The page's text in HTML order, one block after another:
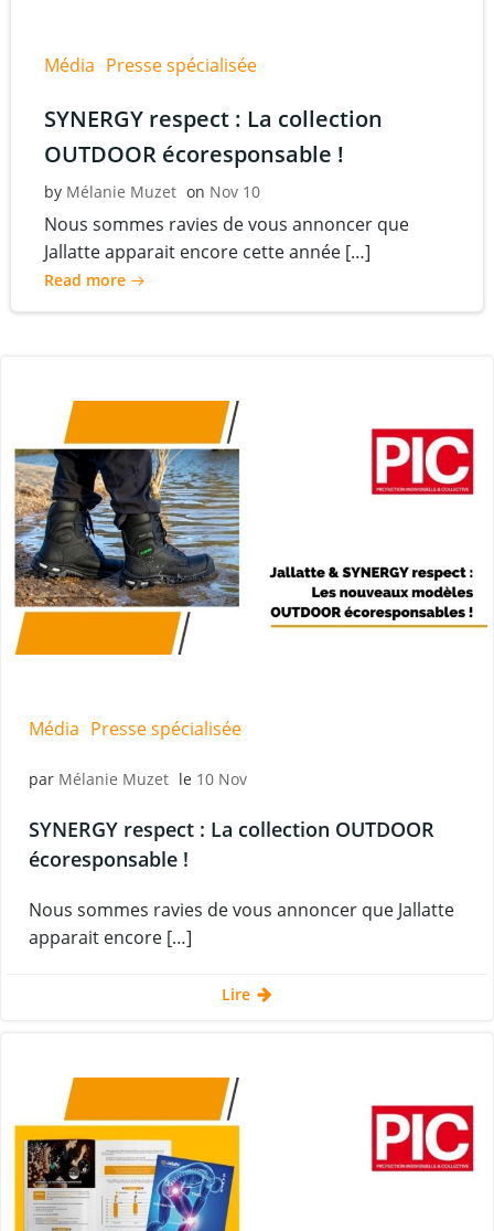
Média Presse spécialisée
SYNERGY respect : La collection
OUTDOOR écoresponsable !
by Mélanie Muzet on Nov 10
Nous sommes ravies de vous annoncer que
Jallatte apparait encore cette année […]
Read more
Média Presse spécialisée
par Mélanie Muzet le 10 Nov
SYNERGY respect : La collection OUTDOOR
écoresponsable !
Nous sommes ravies de vous annoncer que Jallatte
apparait encore […]
Lire